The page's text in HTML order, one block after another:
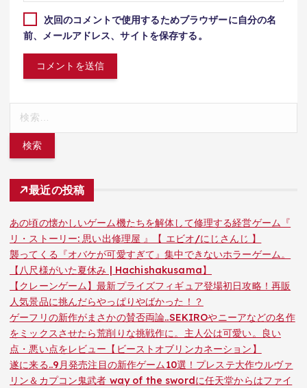
次回のコメントで使用するためブラウザーに自分の名
前、メールアドレス、サイトを保存する。
最近の投稿
あの頃の懐かしいゲーム機たちを解体して修理する経営ゲーム『
リ・ストーリー: 思い出修理屋 』【 エビオ/にじさんじ 】
襲ってくる『オバケが可愛すぎて』集中できないホラーゲーム。
【八尺様がいた夏休み | Hachishakusama】
【クレーンゲーム】最新プライズフィギュア登場初日攻略！再販
人気景品に挑んだらやっぱりやばかった！？
ゲーフリの新作がまさかの賛否両論..SEKIROやニーアなどの名作
をミックスさせたら荒削りな挑戦作に。主人公は可愛い。良い
点・悪い点をレビュー【ビーストオブリンカネーション】
遂に来る..9月発売注目の新作ゲーム10選！プレステ大作ウルヴァ
リン＆カプコン鬼武者 way of the swordに任天堂からはファイ